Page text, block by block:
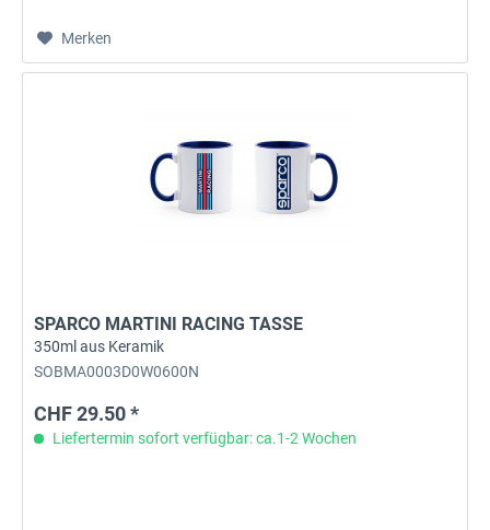
Merken
SPARCO MARTINI RACING TASSE
350ml aus Keramik
SOBMA0003D0W0600N
CHF 29.50 *
Liefertermin sofort verfügbar: ca.1-2 Wochen